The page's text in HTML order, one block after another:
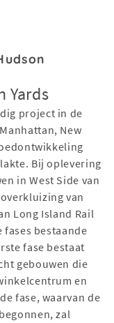
Yards
project in de
New
Bij oplevering
in West Side van
van
Long Island Rail
fases bestaande
fase bestaat
gebouwen die
en
fase, waarvan de
zal